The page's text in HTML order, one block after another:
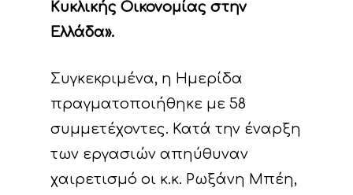
Κυκλικής Οικονομίας στην
Ελλάδα».
Συγκεκριμένα, η Ημερίδα
πραγματοποιήθηκε με 58
συμμετέχοντες. Κατά την έναρξη
των εργασιών απηύθυναν
χαιρετισμό οι κ.κ. Ρωξάνη Μπέη,